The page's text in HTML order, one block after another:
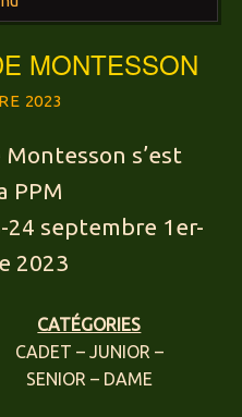
MONTESSON
2023
s’est
PPM
24 septembre 1er-
2023
CATÉGORIES
CADET – JUNIOR –
SENIOR – DAME